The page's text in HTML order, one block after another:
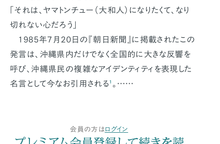
「それは、ヤマトンチュー（大和人）になりたくて、なり
切れない心だろう」
1985年7月20日の『朝日新聞』に掲載されたこの
発言は、沖縄県内だけでなく全国的に大きな反響を
呼び、沖縄県民の複雑なアイデンティティを表現した
名言として今なお引用される¹ 。……
会員の方はログイン